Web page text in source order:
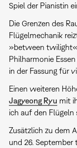
Spiel der Pianistin
Die Grenzen des
Flügelmechanik
»between twilight«
Philharmonie
in der Fassung für
Einen weiteren
Jagyeong Ryu mit
ich auf den Flügeln
Zusätzlich zu dem
und 26. September